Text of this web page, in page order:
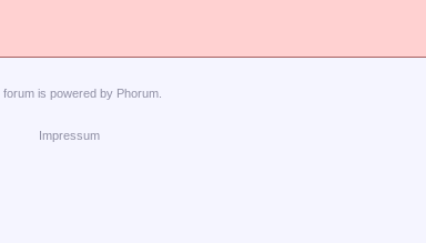
forumis powered by Phorum.
Impressum